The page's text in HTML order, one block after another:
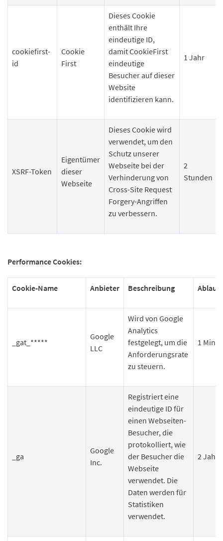
cookiefirst-
id
Cookie
First
Dieses Cookie
enthält Ihre
eindeutige ID,
damit CookieFirst
eindeutige
Besucher auf dieser
Website
identifizieren kann.
1 Jahr
XSRF-Token
Eigentümer
dieser
Webseite
Dieses Cookie wird
verwendet, um den
Schutz unserer
Webseite bei der
Verhinderung von
Cross-Site Request
Forgery-Angriffen
zu verbessern.
2
Stunden
Performance Cookies:
Cookie-Name Anbieter Beschreibung Ablauf
_gat_*****
Google
LLC
Wird von Google
Analytics
festgelegt, um die
Anforderungsrate
zu steuern.
1
_ga
Google
Inc.
Registriert eine
eindeutige ID für
einen Webseiten-
Besucher, die
protokolliert, wie
der Besucher die
Webseite
verwendet. Die
Daten werden für
Statistiken
verwendet.
2 Jahre